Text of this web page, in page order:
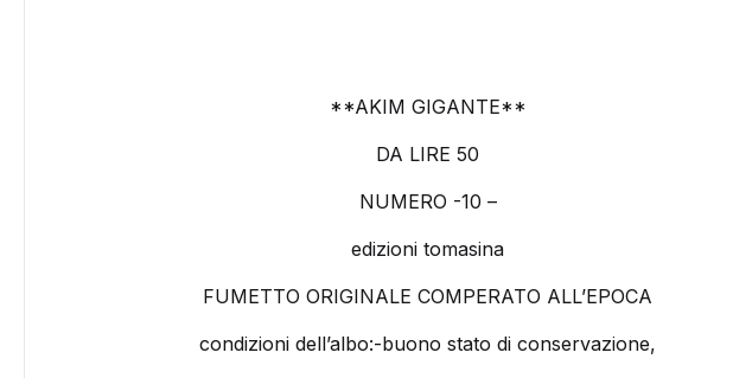
**AKIM GIGANTE**
DA LIRE 50
NUMERO -10 –
edizioni tomasina
FUMETTO ORIGINALE COMPERATO ALL’EPOCA
condizioni dell’albo:-buono stato di conservazione,